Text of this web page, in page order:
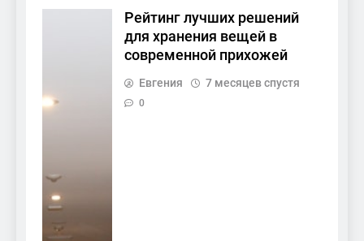
Рейтинг лучших решений
для хранения вещей в
современной прихожей
Евгения 7 месяцев спустя
0